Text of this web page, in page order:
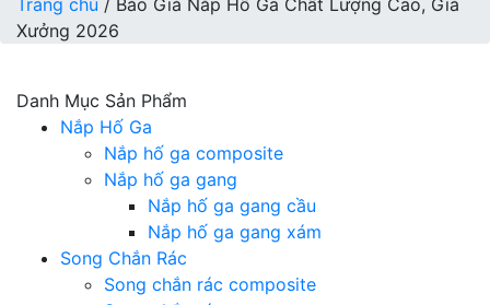
Trang chủ / Báo Giá Nắp Hố Ga Chất Lượng Cao, Giá
Xưởng 2026
Danh Mục Sản Phẩm
Nắp Hố Ga
Nắp hố ga composite
Nắp hố ga gang
Nắp hố ga gang cầu
Nắp hố ga gang xám
Song Chắn Rác
Song chắn rác composite